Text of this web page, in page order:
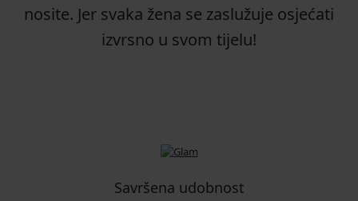
nosite. Jer svaka žena se zaslužuje osjećati
izvrsno u svom tijelu!
Savršena udobnost